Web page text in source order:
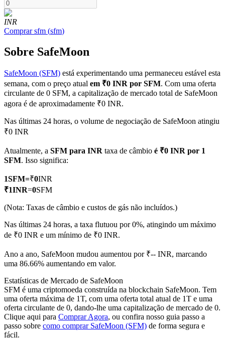
Futuros COIN-M
Futuros de criptomoeda
TradFi
Futuros usando USDC como garantia
INR
Comprar sfm (sfm)
Sobre SafeMoon
SafeMoon (SFM) está experimentando uma permaneceu estável esta
semana, com o preço atual em ₹0 INR por SFM. Com uma oferta
circulante de 0 SFM, a capitalização de mercado total de SafeMoon
agora é de aproximadamente ₹0 INR.
Nas últimas 24 horas, o volume de negociação de SafeMoon atingiu
₹0 INR
Atualmente, a SFM para INR taxa de câmbio é ₹0 INR por 1
SFM. Isso significa:
1SFM=₹0INR
₹1INR=0SFM
(Nota: Taxas de câmbio e custos de gás não incluídos.)
Nas últimas 24 horas, a taxa flutuou por 0%, atingindo um máximo
de ₹0 INR e um mínimo de ₹0 INR.
Ano a ano, SafeMoon mudou aumentou por ₹-- INR, marcando
uma 86.66% aumentando em valor.
Estatísticas de Mercado de SafeMoon
SFM é uma criptomoeda construída na blockchain SafeMoon. Tem
uma oferta máxima de 1T, com uma oferta total atual de 1T e uma
oferta circulante de 0, dando-lhe uma capitalização de mercado de 0.
Clique aqui para Comprar Agora, ou confira nosso guia passo a
passo sobre como comprar SafeMoon (SFM) de forma segura e
fácil.